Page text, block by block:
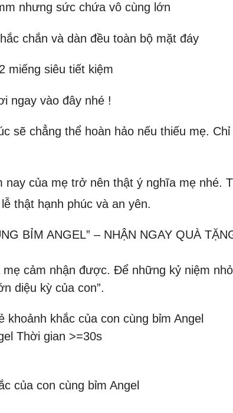
nhưng sức chứa vô cùng lớn
chắn và dàn đều toàn bộ mặt đáy
miếng siêu tiết kiệm
ngay vào đây nhé !
sẽ chẳng thể hoàn hảo nếu thiếu mẹ.
của mẹ trở nên thật ý nghĩa mẹ nhé.
thật hạnh phúc và an yên.
BỈM ANGEL” – NHẬN NGAY QUÀ
cảm nhận được. Để những kỷ niệm
diệu kỳ của con”.
khắc của con cùng bỉm Angel
Thời gian >=30s
của con cùng bỉm Angel